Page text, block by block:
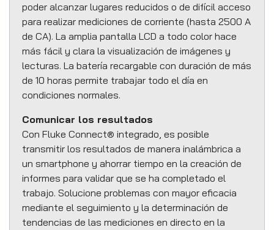
poder alcanzar lugares reducidos o de difícil acceso
para realizar mediciones de corriente (hasta 2500 A
de CA). La amplia pantalla LCD a todo color hace
más fácil y clara la visualización de imágenes y
lecturas. La batería recargable con duración de más
de 10 horas permite trabajar todo el día en
condiciones normales.
Comunicar los resultados
Con Fluke Connect® integrado, es posible
transmitir los resultados de manera inalámbrica a
un smartphone y ahorrar tiempo en la creación de
informes para validar que se ha completado el
trabajo. Solucione problemas con mayor eficacia
mediante el seguimiento y la determinación de
tendencias de las mediciones en directo en la